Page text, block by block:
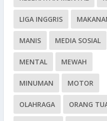
LIGA INGGRIS
MANIS MEDIA SOSIAL
MENTAL MEWAH
MINUMAN MOTOR
OLAHRAGA ORANG